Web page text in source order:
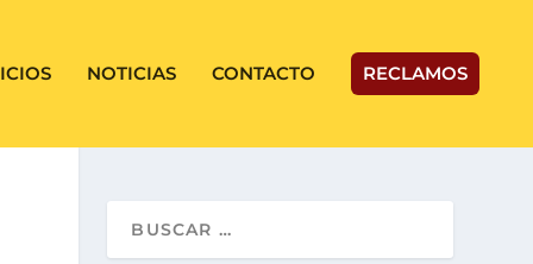
NOTICIAS CONTACTO RECLAMOS